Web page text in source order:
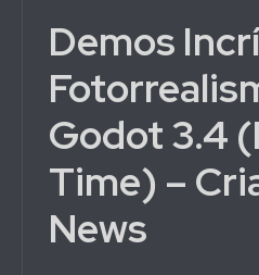
Demos
Godot 3.4
Time) –
News